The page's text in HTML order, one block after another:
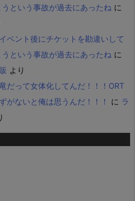
という事故が過去にあったね に
ベント後にチケットを勘違いして
という事故が過去にあったね に
より
だって女体化してんだ！！！ORT
がないと俺は思うんだ！！！
に ラ